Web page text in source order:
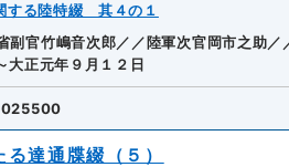
する陸特綴 其４の１
副官竹嶋音次郎／／陸軍次官岡市之助／
大正元年９月１２日
達通牒綴（５）